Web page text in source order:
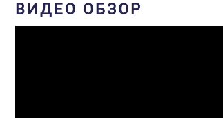
ВИДЕО ОБЗОР